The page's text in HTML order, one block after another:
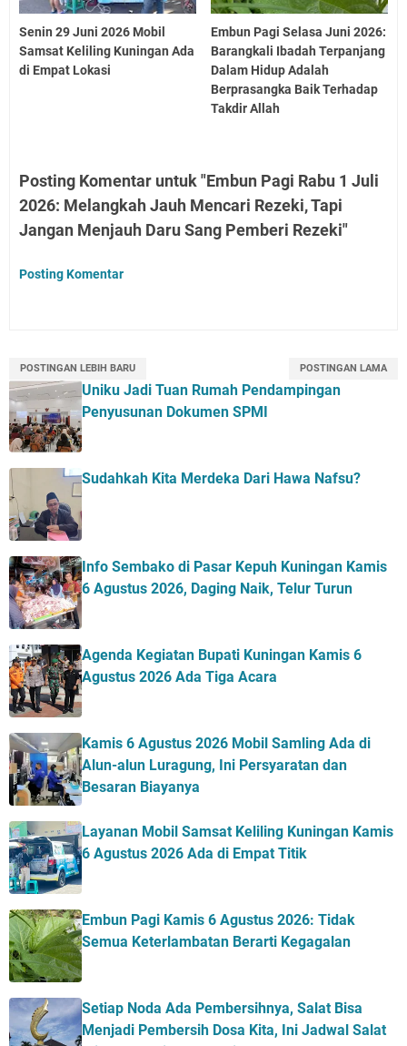
Senin 29 Juni 2026 Mobil
Samsat Keliling Kuningan Ada
di Empat Lokasi
Embun Pagi Selasa Juni 2026:
Barangkali Ibadah Terpanjang
Dalam Hidup Adalah
Berprasangka Baik Terhadap
Takdir Allah
Posting Komentar untuk "Embun Pagi Rabu 1 Juli
2026: Melangkah Jauh Mencari Rezeki, Tapi
Jangan Menjauh Daru Sang Pemberi Rezeki"
Posting Komentar
POSTINGAN LEBIH BARU POSTINGAN LAMA
Uniku Jadi Tuan Rumah Pendampingan
Penyusunan Dokumen SPMI
Sudahkah Kita Merdeka Dari Hawa Nafsu?
Info Sembako di Pasar Kepuh Kuningan Kamis
6 Agustus 2026, Daging Naik, Telur Turun
Agenda Kegiatan Bupati Kuningan Kamis 6
Agustus 2026 Ada Tiga Acara
Kamis 6 Agustus 2026 Mobil Samling Ada di
Alun-alun Luragung, Ini Persyaratan dan
Besaran Biayanya
Layanan Mobil Samsat Keliling Kuningan Kamis
6 Agustus 2026 Ada di Empat Titik
Embun Pagi Kamis 6 Agustus 2026: Tidak
Semua Keterlambatan Berarti Kegagalan
Setiap Noda Ada Pembersihnya, Salat Bisa
Menjadi Pembersih Dosa Kita, Ini Jadwal Salat